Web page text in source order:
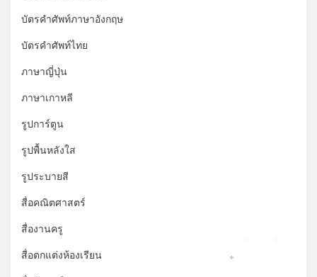
บัตรคำศัพท์ภาษาอังกฤษ
บัตรคำศัพท์ไทย
ภาษาญี่ปุ่น
ภาษาเกาหลี
รูปการ์ตูน
รูปพื้นหลังใส
รูประบายสี
สื่อคณิตศาสตร์
สื่องานครู
สื่อตกแต่งห้องเรียน